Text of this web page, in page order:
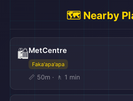
🗺️ Nearby
🛍️MetCentre
Faka'apa'apa
📏 50m · 🚶 1 min